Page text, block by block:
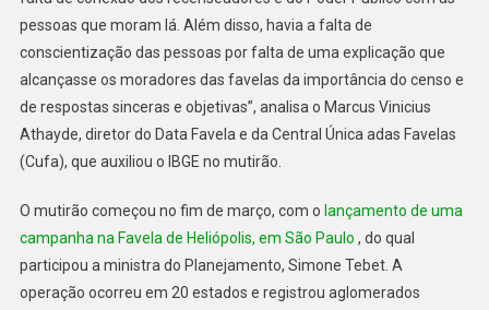
pessoas que moram lá. Além disso, havia a falta de
conscientização das pessoas por falta de uma explicação que
alcançasse os moradores das favelas da importância do censo e
de respostas sinceras e objetivas”, analisa o Marcus Vinicius
Athayde, diretor do Data Favela e da Central Única adas Favelas
(Cufa), que auxiliou o IBGE no mutirão.
O mutirão começou no fim de março, com o lançamento de uma
campanha na Favela de Heliópolis, em São Paulo , do qual
participou a ministra do Planejamento, Simone Tebet. A
operação ocorreu em 20 estados e registrou aglomerados